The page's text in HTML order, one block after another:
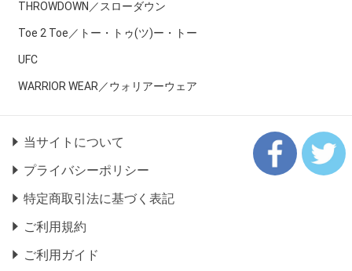
THROWDOWN／スローダウン
Toe 2 Toe／トー・トゥ(ツ)ー・トー
UFC
WARRIOR WEAR／ウォリアーウェア
当サイトについて
プライバシーポリシー
特定商取引法に基づく表記
ご利用規約
ご利用ガイド